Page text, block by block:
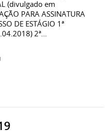
(divulgado em
PARA ASSINATURA
DE ESTÁGIO 1ª
2ª...